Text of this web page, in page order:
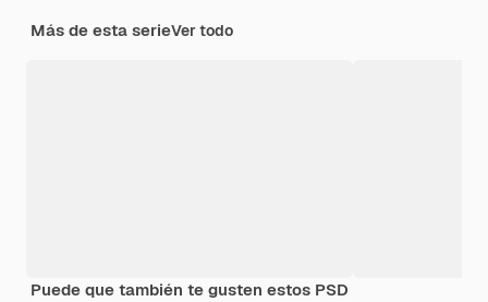
Más de esta serieVer todo
Puede que también te gusten estos PSD